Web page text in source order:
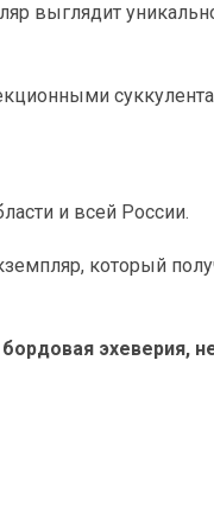
выглядит
и всей России.
который
эхеверия,